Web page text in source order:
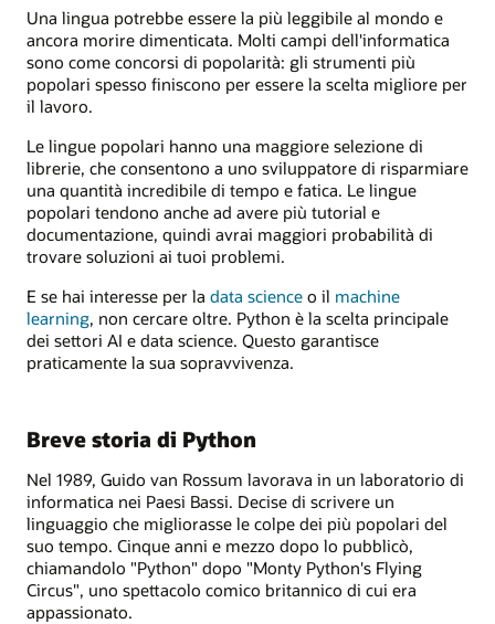
Una lingua potrebbe essere la più leggibile al mondo e
ancora morire dimenticata. Molti campi dell'informatica
sono come concorsi di popolarità: gli strumenti più
popolari spesso finiscono per essere la scelta migliore per
il lavoro.
Le lingue popolari hanno una maggiore selezione di
librerie, che consentono a uno sviluppatore di risparmiare
una quantità incredibile di tempo e fatica. Le lingue
popolari tendono anche ad avere più tutorial e
documentazione, quindi avrai maggiori probabilità di
trovare soluzioni ai tuoi problemi.
E se hai interesse per la data science o il machine
learning, non cercare oltre. Python è la scelta principale
dei settori AI e data science. Questo garantisce
praticamente la sua sopravvivenza.
Breve storia di Python
Nel 1989, Guido van Rossum lavorava in un laboratorio di
informatica nei Paesi Bassi. Decise di scrivere un
linguaggio che migliorasse le colpe dei più popolari del
suo tempo. Cinque anni e mezzo dopo lo pubblicò,
chiamandolo "Python" dopo "Monty Python's Flying
Circus", uno spettacolo comico britannico di cui era
appassionato.